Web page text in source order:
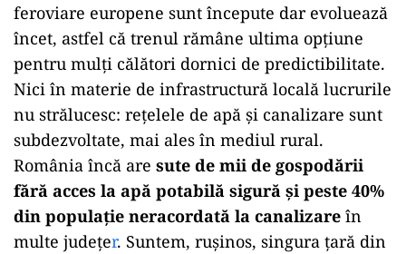
feroviare europene sunt începute dar evoluează
încet, astfel că trenul rămâne ultima opțiune
pentru mulți călători dornici de predictibilitate.
Nici în materie de infrastructură locală lucrurile
nu strălucesc: rețelele de apă și canalizare sunt
subdezvoltate, mai ales în mediul rural.
România încă are sute de mii de gospodării
fără acces la apă potabilă sigură și peste 40%
din populație neracordată la canalizare în
multe județer. Suntem, rușinos, singura țară din